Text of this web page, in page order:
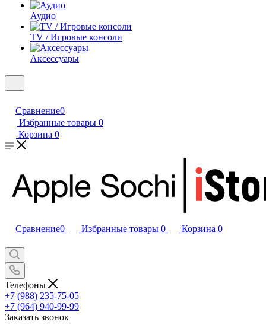
Аудио
TV / Игровые консоли
Аксессуары
Сравнение0
Избранные товары 0
Корзина 0
Сравнение0 Избранные товары 0 Корзина 0
Телефоны
+7 (988) 235-75-05
+7 (964) 940-99-99
Заказать звонок